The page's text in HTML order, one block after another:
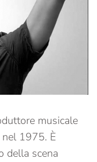
musicale
nel 1975. È
della scena